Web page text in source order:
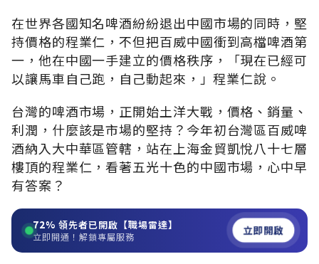
在世界各國知名啤酒紛紛退出中國市場的同時，堅
持價格的程業仁，不但把百威中國衝到高檔啤酒第
一，他在中國一手建立的價格秩序，「現在已經可
以讓馬車自己跑，自己動起來，」程業仁說。
台灣的啤酒市場，正開始土洋大戰，價格、銷量、
利潤，什麼該是市場的堅持？今年初台灣區百威啤
酒納入大中華區管轄，站在上海金貿凱悅八十七層
樓頂的程業仁，看著五光十色的中國市場，心中早
有答案？
72% 領先者已開啟【職場雷達】
立即開通！解鎖專屬服務 立即開啟